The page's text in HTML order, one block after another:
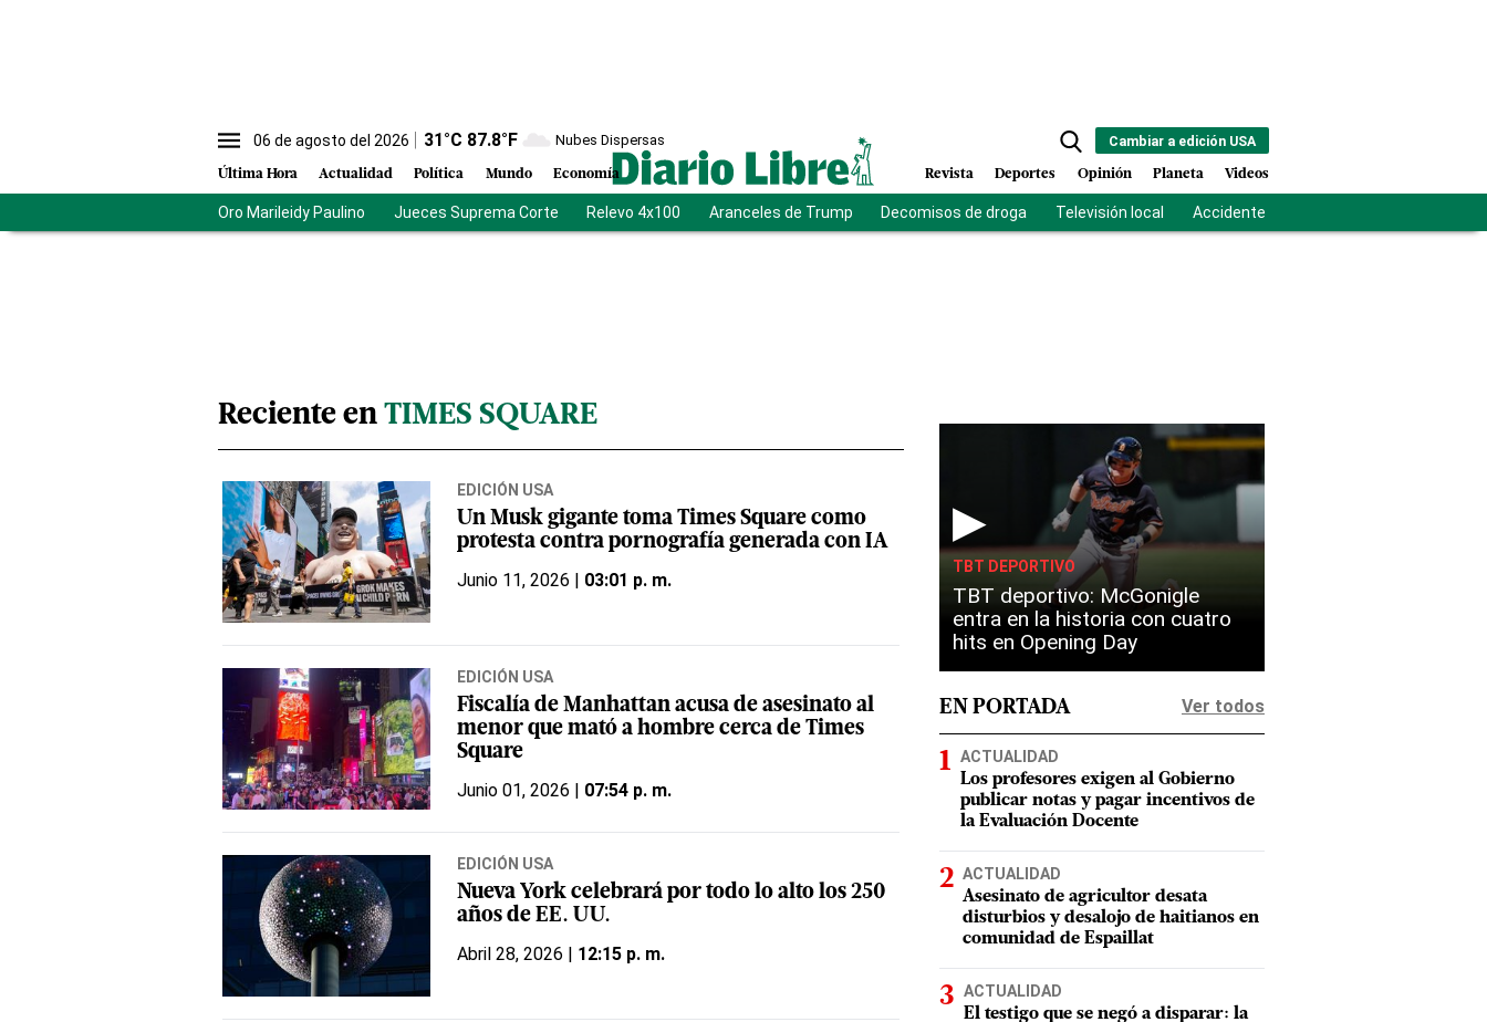
06 de agosto del 2026 31 °C 87.8°F Nubes Dispersas
Última Hora Actualidad Política Mundo Economía
Cambiar a edición USA
Revista Deportes Opinión Planeta Videos
Oro Marileidy Paulino Jueces Suprema Corte Relevo 4x100 Aranceles de Trump Decomisos de droga Televisión local Accidente Los Ríos
Reciente en TIMES SQUARE
EDICIÓN USA
Un Musk gigante toma Times Square como
protesta contra pornografía generada con IA
Junio 11, 2026 | 03:01 p. m.
EDICIÓN USA
Fiscalía de Manhattan acusa de asesinato al
menor que mató a hombre cerca de Times
Square
Junio 01, 2026 | 07:54 p. m.
EDICIÓN USA
Nueva York celebrará por todo lo alto los 250
años de EE. UU.
Abril 28, 2026 | 12:15 p. m.
▶
TBT DEPORTIVO
TBT deportivo: McGonigle
entra en la historia con cuatro
hits en Opening Day
EN PORTADA Ver todos
ACTUALIDAD
Los profesores exigen al Gobierno
publicar notas y pagar incentivos de
la Evaluación Docente
ACTUALIDAD
Asesinato de agricultor desata
disturbios y desalojo de haitianos en
comunidad de Espaillat
ACTUALIDAD
El testigo que se negó a disparar: la